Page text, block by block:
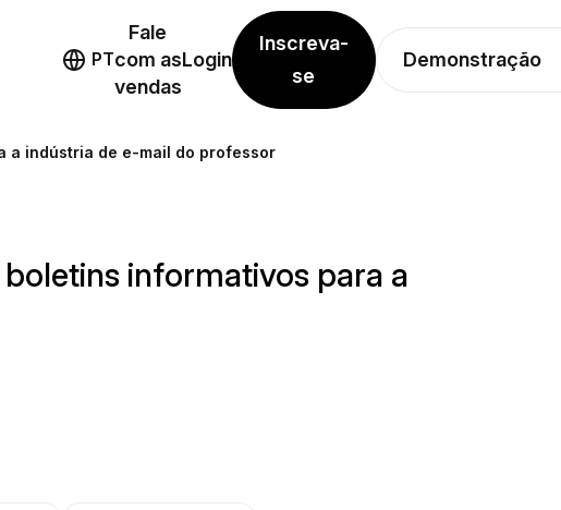
PT
Fale
com as
vendas
Login
Inscreva-
se
Demonstração
a indústria de e-mail do professor
informativos para a